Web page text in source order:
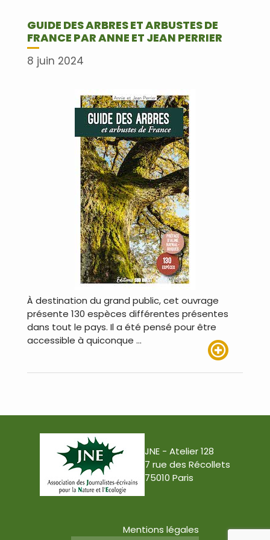
GUIDE DES ARBRES ET ARBUSTES DE
FRANCE PAR ANNE ET JEAN PERRIER
8 juin 2024
À destination du grand public, cet ouvrage
présente 130 espèces différentes présentes
dans tout le pays. Il a été pensé pour être
accessible à quiconque …
JNE - Atelier 128
7 rue des Récollets
75010 Paris
Mentions légales